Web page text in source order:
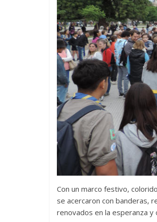
Con un marco festivo,
se acercaron con banderas,
renovados en la esperanza